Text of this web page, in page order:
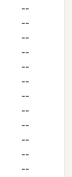
--
--
--
--
--
--
--
--
--
--
--
--